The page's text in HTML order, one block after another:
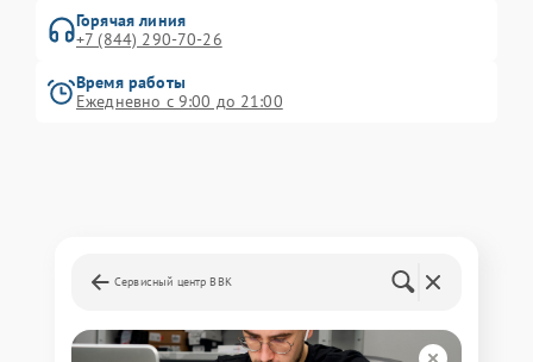
Горячая линия
+7 (844) 290-70-26
Время работы
Ежедневно с 9:00 до 21:00
Сервисный центр BBK